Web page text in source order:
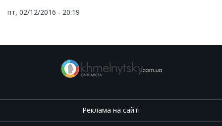
пт, 02/12/2016 - 20:19
Реклама на сайті